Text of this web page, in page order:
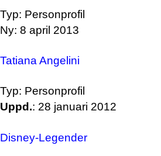
Typ: Personprofil
Ny: 8 april 2013
Tatiana Angelini
Typ: Personprofil
Uppd.: 28 januari 2012
Disney-Legender